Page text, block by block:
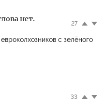
нет.
27
с зелёного
33